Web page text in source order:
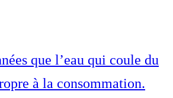
que l’eau qui coule du
à la consommation.